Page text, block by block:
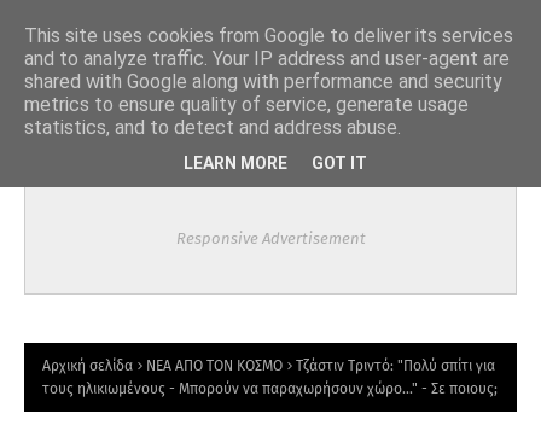
Responsive Advertisement
Αρχική σελίδα ΝΕΑ ΑΠΟ ΤΟΝ ΚΟΣΜΟ
Τζάστιν Τριντό: "Πολύ σπίτι για
τους ηλικιωμένους - Μπορούν να παραχωρήσουν χώρο..." - Σε ποιους;
This site uses cookies from Google to deliver its services
and to analyze traffic. Your IP address and user-agent are
shared with Google along with performance and security
metrics to ensure quality of service, generate usage
statistics, and to detect and address abuse.
LEARN MORE GOT IT